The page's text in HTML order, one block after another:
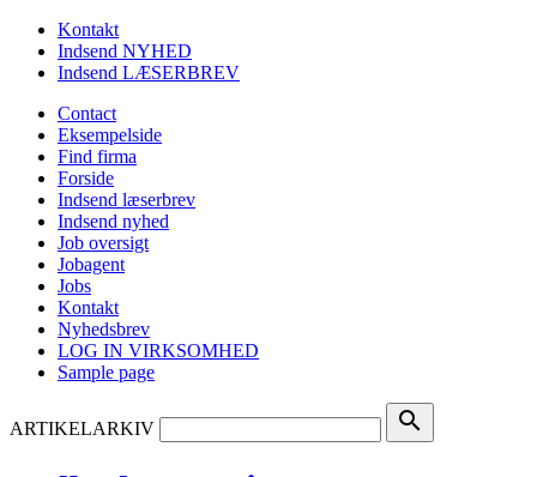
Kontakt
Indsend NYHED
Indsend LÆSERBREV
Contact
Eksempelside
Find firma
Forside
Indsend læserbrev
Indsend nyhed
Job oversigt
Jobagent
Jobs
Kontakt
Nyhedsbrev
LOG IN VIRKSOMHED
Sample page
ARTIKELARKIV search